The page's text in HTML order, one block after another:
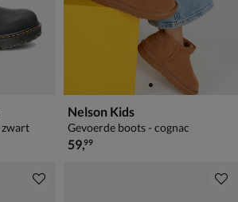
zwart
Nelson Kids
Gevoerde boots - cognac
€ 59,99
59,99